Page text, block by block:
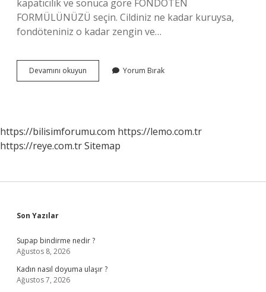
kapatıcılık ve sonuca göre FONDÖTEN
FORMÜLÜNÜZÜ seçin. Cildiniz ne kadar kuruysa,
fondöteniniz o kadar zengin ve…
Devamını okuyun
Fondöten
Yorum Bırak
https://bilisimforumu.com https://lemo.com.tr
https://reye.com.trSitemap
Sidebar
Son Yazılar
Supap bindirme nedir ?
Ağustos 8, 2026
Kadın nasıl doyuma ulaşır ?
Ağustos 7, 2026